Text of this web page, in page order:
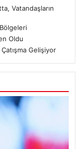
Vatandaşların
Oldu
Gelişiyor